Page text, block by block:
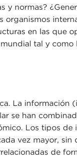
normas?
en las que
tal y
La información
se han
Los tipos de
vez mayor, sin
de